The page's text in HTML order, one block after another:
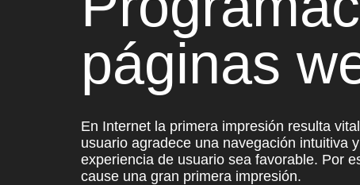
páginas
En Internet la primera impresión resulta
usuario agradece una navegación intuitiva
experiencia de usuario sea favorable. Por
cause una gran primera impresión.